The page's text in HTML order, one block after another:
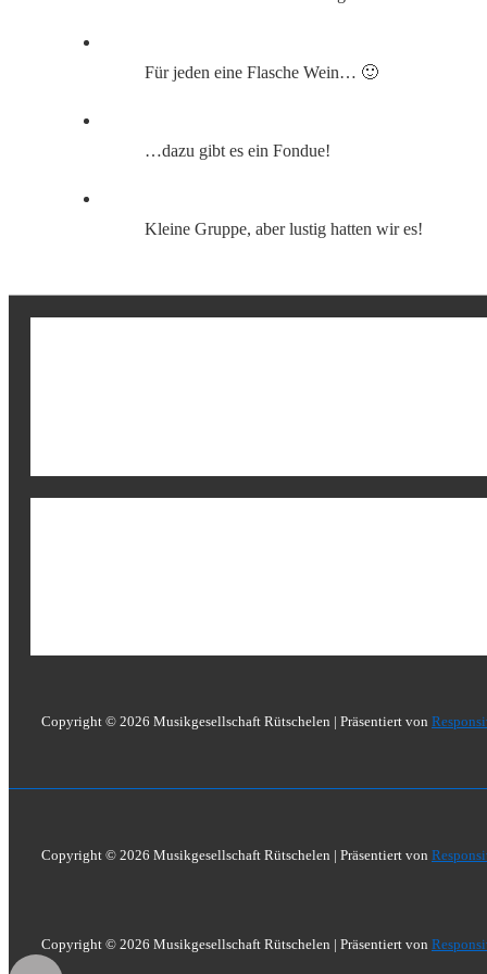
Für jeden eine Flasche Wein… 🙂
…dazu gibt es ein Fondue!
Kleine Gruppe, aber lustig hatten wir es!
Copyright © 2026 Musikgesellschaft Rütschelen | Präsentiert von
Copyright © 2026 Musikgesellschaft Rütschelen | Präsentiert von
Copyright © 2026 Musikgesellschaft Rütschelen | Präsentiert von